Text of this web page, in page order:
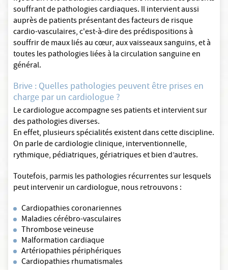
souffrant de pathologies cardiaques. Il intervient aussi
auprès de patients présentant des facteurs de risque
cardio-vasculaires, c'est-à-dire des prédispositions à
souffrir de maux liés au cœur, aux vaisseaux sanguins, et à
toutes les pathologies liées à la circulation sanguine en
général.
Brive : Quelles pathologies peuvent être prises en
charge par un cardiologue ?
Le cardiologue accompagne ses patients et intervient sur
des pathologies diverses.
En effet, plusieurs spécialités existent dans cette discipline.
On parle de cardiologie clinique, interventionnelle,
rythmique, pédiatriques, gériatriques et bien d’autres.
Toutefois, parmis les pathologies récurrentes sur lesquels
peut intervenir un cardiologue, nous retrouvons :
Cardiopathies coronariennes
Maladies cérébro-vasculaires
Thrombose veineuse
Malformation cardiaque
Artériopathies périphériques
Cardiopathies rhumatismales